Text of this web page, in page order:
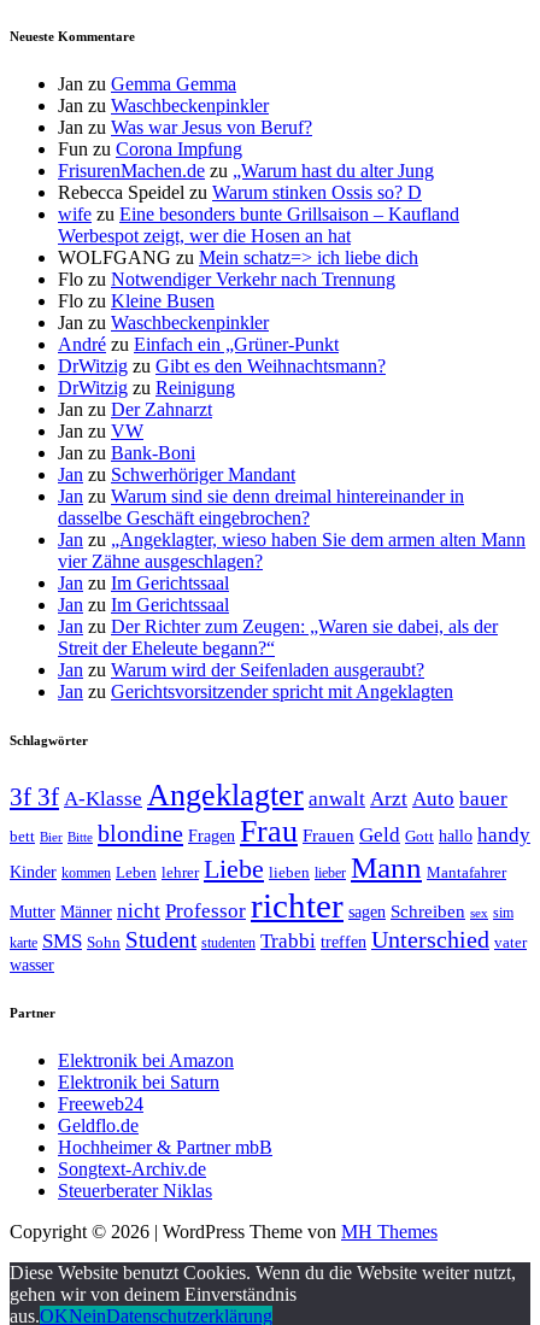
Neueste Kommentare
Jan zu Gemma Gemma
Jan zu Waschbeckenpinkler
Jan zu Was war Jesus von Beruf?
Fun zu Corona Impfung
FrisurenMachen.de zu „Warum hast du alter Jung
Rebecca Speidel zu Warum stinken Ossis so? D
wife zu Eine besonders bunte Grillsaison – Kaufland
Werbespot zeigt, wer die Hosen an hat
WOLFGANG zu Mein schatz=> ich liebe dich
Flo zu Notwendiger Verkehr nach Trennung
Flo zu Kleine Busen
Jan zu Waschbeckenpinkler
André zu Einfach ein „Grüner-Punkt
DrWitzig zu Gibt es den Weihnachtsmann?
DrWitzig zu Reinigung
Jan zu Der Zahnarzt
Jan zu VW
Jan zu Bank-Boni
Jan zu Schwerhöriger Mandant
Jan zu Warum sind sie denn dreimal hintereinander in
dasselbe Geschäft eingebrochen?
Jan zu „Angeklagter, wieso haben Sie dem armen alten Mann
vier Zähne ausgeschlagen?
Jan zu Im Gerichtssaal
Jan zu Im Gerichtssaal
Jan zu Der Richter zum Zeugen: „Waren sie dabei, als der
Streit der Eheleute begann?“
Jan zu Warum wird der Seifenladen ausgeraubt?
Jan zu Gerichtsvorsitzender spricht mit Angeklagten
Schlagwörter
3f 3f A-Klasse Angeklagter anwalt Arzt Auto bauer
bett Bier Bitte blondine Fragen Frau Frauen Geld Gott hallo handy
Kinder kommen Leben lehrer Liebe lieben lieber Mann Mantafahrer
Mutter Männer nicht Professor richter sagen Schreiben sex sim
karte SMS Sohn Student studenten Trabbi treffen Unterschied vater
wasser
Partner
Elektronik bei Amazon
Elektronik bei Saturn
Freeweb24
Geldflo.de
Hochheimer & Partner mbB
Songtext-Archiv.de
Steuerberater Niklas
Copyright © 2026 | WordPress Theme von MH Themes
Diese Website benutzt Cookies. Wenn du die Website weiter nutzt,
gehen wir von deinem Einverständnis
aus.OKNeinDatenschutzerklärung